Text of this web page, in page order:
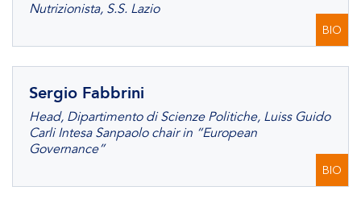
Nutrizionista, S.S. Lazio
BIO
Sergio Fabbrini
Head, Dipartimento di Scienze Politiche, Luiss Guido
Carli Intesa Sanpaolo chair in “European
Governance”
BIO